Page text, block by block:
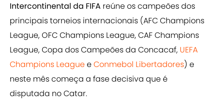
Intercontinental da FIFA reúne os campeões dos
principais torneios internacionais (AFC Champions
League, OFC Champions League, CAF Champions
League, Copa dos Campeões da Concacaf, UEFA
Champions LeagueeConmebol Libertadores) e
neste mês começa a fase decisiva que é
disputada no Catar.